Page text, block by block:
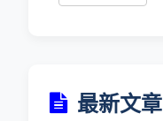
最新文章